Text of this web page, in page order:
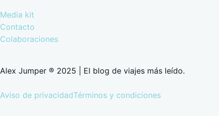
Media kit
Contacto
Colaboraciones
Alex Jumper ® 2025 | El blog de viajes más leído.
Aviso de privacidadTérminos y condiciones